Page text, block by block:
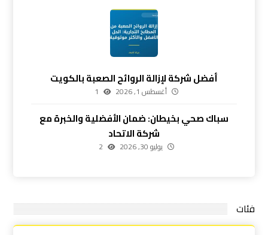
أفضل شركة لإزالة الروائح الصعبة بالكويت
أغسطس 1, 2026 1
سباك صحي بخيطان: ضمان الأفضلية والخبرة مع
شركة الاتحاد
يوليو 30, 2026 2
فئات